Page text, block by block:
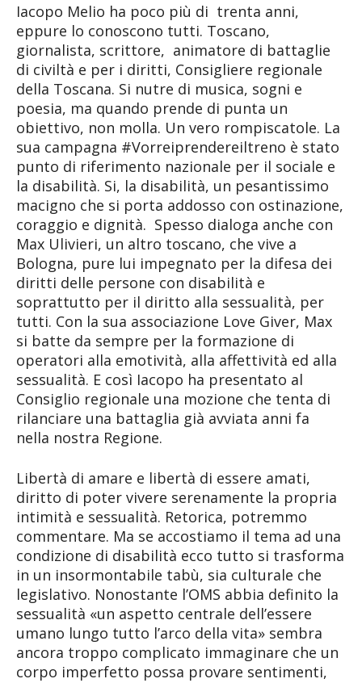
Iacopo Melio ha poco più di trenta anni,
eppure lo conoscono tutti. Toscano,
giornalista, scrittore, animatore di battaglie
di civiltà e per i diritti, Consigliere regionale
della Toscana. Si nutre di musica, sogni e
poesia, ma quando prende di punta un
obiettivo, non molla. Un vero rompiscatole. La
sua campagna #Vorreiprendereiltreno è stato
punto di riferimento nazionale per il sociale e
la disabilità. Si, la disabilità, un pesantissimo
macigno che si porta addosso con ostinazione,
coraggio e dignità. Spesso dialoga anche con
Max Ulivieri, un altro toscano, che vive a
Bologna, pure lui impegnato per la difesa dei
diritti delle persone con disabilità e
soprattutto per il diritto alla sessualità, per
tutti. Con la sua associazione Love Giver, Max
si batte da sempre per la formazione di
operatori alla emotività, alla affettività ed alla
sessualità. E così Iacopo ha presentato al
Consiglio regionale una mozione che tenta di
rilanciare una battaglia già avviata anni fa
nella nostra Regione.
Libertà di amare e libertà di essere amati,
diritto di poter vivere serenamente la propria
intimità e sessualità. Retorica, potremmo
commentare. Ma se accostiamo il tema ad una
condizione di disabilità ecco tutto si trasforma
in un insormontabile tabù, sia culturale che
legislativo. Nonostante l’OMS abbia definito la
sessualità «un aspetto centrale dell’essere
umano lungo tutto l’arco della vita» sembra
ancora troppo complicato immaginare che un
corpo imperfetto possa provare sentimenti,